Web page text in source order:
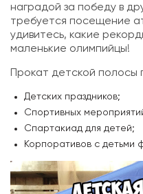
наградой за победу в
требуется посещение
удивитесь, какие
маленькие олимпийцы!
Прокат детской
Детских праздников;
Спортивных
Спартакиад для детей;
Корпоративов с детьми